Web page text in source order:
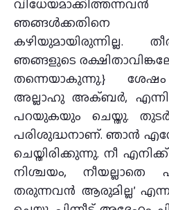
കഴിയുമായിരുന്നില്ല.
ഞങ്ങളുടെ
തന്നെയാകുന്നു.}
അല്ലാഹു അക്ബര്‍,
പറയുകയും ചെയ്തു.
പരിശുദ്ധനാണ്. ഞാന്‍
ചെയ്തിരിക്കുന്നു. നീ
നിശ്ചയം,
തരുന്നവന്‍ ആരുമില്ല’